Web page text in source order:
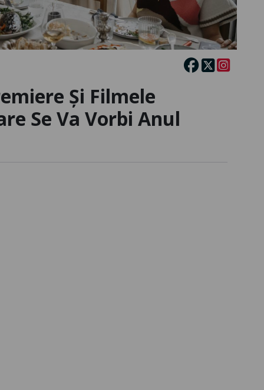
Și Filmele
Se Va Vorbi Anul